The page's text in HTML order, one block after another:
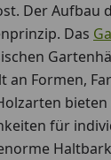
Der Aufbau
Das
an Formen,
für